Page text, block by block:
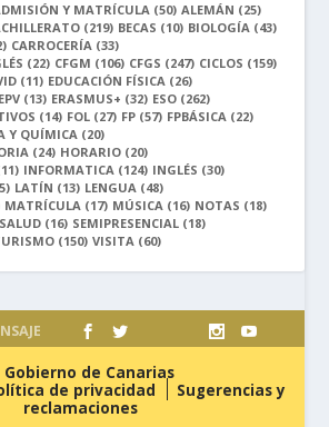
Y MATRÍCULA (50) ALEMÁN (25)
(219) BECAS (10) BIOLOGÍA (43)
CARROCERÍA (33)
(22) CFGM (106) CFGS (247) CICLOS (159)
(11) EDUCACIÓN FÍSICA (26)
EPV (13) ERASMUS+ (32) ESO (262)
(14) FOL (27) FP (57) FPBÁSICA (22)
Y QUÍMICA (20)
(24) HORARIO (20)
INFORMATICA (124) INGLÉS (30)
LATÍN (13) LENGUA (48)
MATRÍCULA (17) MÚSICA (16) NOTAS (18)
SALUD (16) SEMIPRESENCIAL (18)
(150) VISITA (60)
de Canarias
de privacidad
Sugerencias y
reclamaciones